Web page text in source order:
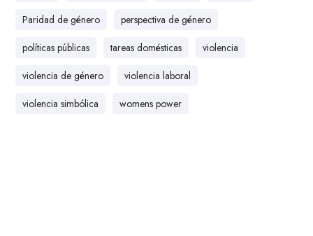
Paridad de género
perspectiva de género
políticas públicas
tareas domésticas
violencia
violencia de género
violencia laboral
violencia simbólica
womens power